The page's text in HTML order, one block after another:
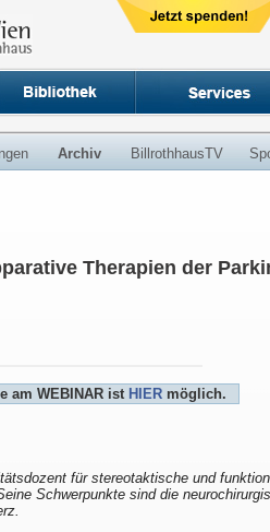
Archiv BillrothhausTV
Therapien der
am WEBINAR ist HIERmöglich.
für stereotaktische und
Schwerpunkte sind die